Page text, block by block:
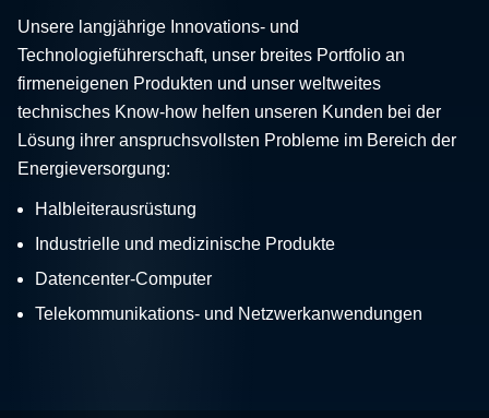
Unsere langjährige Innovations- und
Technologieführerschaft, unser breites Portfolio an
firmeneigenen Produkten und unser weltweites
technisches Know-how helfen unseren Kunden bei der
Lösung ihrer anspruchsvollsten Probleme im Bereich der
Energieversorgung:
Halbleiterausrüstung
Industrielle und medizinische Produkte
Datencenter-Computer
Telekommunikations- und Netzwerkanwendungen